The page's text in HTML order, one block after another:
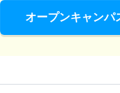
オープンキャンパ